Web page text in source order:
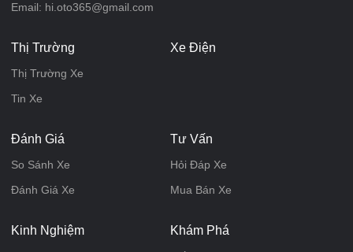
Email: hi.oto365@gmail.com
Thị Trường
Thị Trường Xe
Tin Xe
Xe Điện
Đánh Giá
So Sánh Xe
Đánh Giá Xe
Tư Vấn
Hỏi Đáp Xe
Mua Bán Xe
Kinh Nghiệm Khám Phá